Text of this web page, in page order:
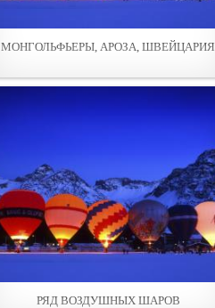
МОНГОЛЬФЬЕРЫ, АРОЗА, ШВЕЙЦАРИЯ
РЯД ВОЗДУШНЫХ ШАРОВ